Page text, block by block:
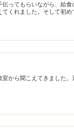
ってもらいながら、給
くれました。そして初
から聞こえてきました。